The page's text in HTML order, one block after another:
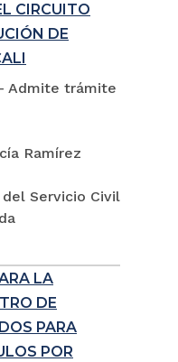
CIRCUITO
DE
Admite trámite
Ramírez
Servicio Civil
LA
DE
PARA
POR